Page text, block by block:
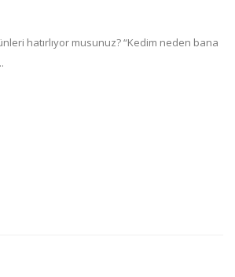
hatırlıyor musunuz? “Kedim neden bana